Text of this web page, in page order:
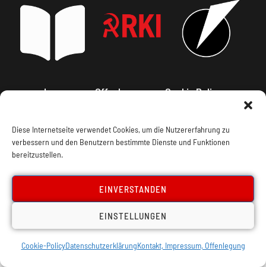
Diese Internetseite verwendet Cookies, um die Nutzererfahrung zu
verbessern und den Benutzern bestimmte Dienste und Funktionen
bereitzustellen.
EINVERSTANDEN
EINSTELLUNGEN
Cookie-PolicyDatenschutzerklärungKontakt, Impressum, Offenlegung
Impressum, Offenlegung Cookie Policy
Datenschutz Kontakt